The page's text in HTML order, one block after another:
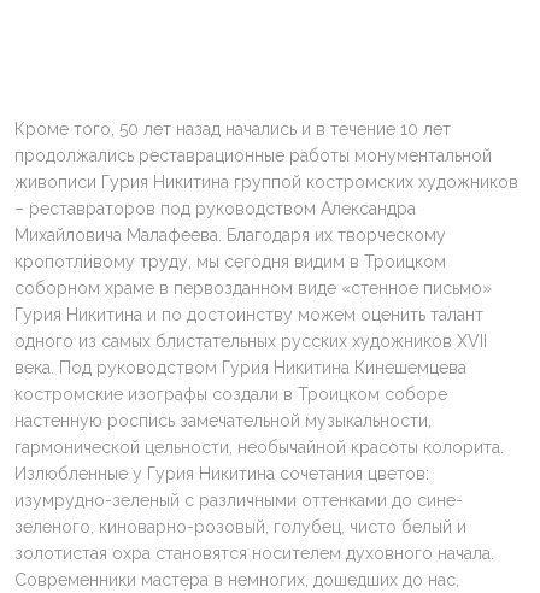
Кроме того, 50 лет назад начались и в течение 10 лет
продолжались реставрационные работы монументальной
живописи Гурия Никитина группой костромских художников
– реставраторов под руководством Александра
Михайловича Малафеева. Благодаря их творческому
кропотливому труду, мы сегодня видим в Троицком
соборном храме в первозданном виде «стенное письмо»
Гурия Никитина и по достоинству можем оценить талант
одного из самых блистательных русских художников XVII
века. Под руководством Гурия Никитина Кинешемцева
костромские изографы создали в Троицком соборе
настенную роспись замечательной музыкальности,
гармонической цельности, необычайной красоты колорита.
Излюбленные у Гурия Никитина сочетания цветов:
изумрудно-зеленый с различными оттенками до сине-
зеленого, киноварно-розовый, голубец, чисто белый и
золотистая охра становятся носителем духовного начала.
Современники мастера в немногих, дошедших до нас,